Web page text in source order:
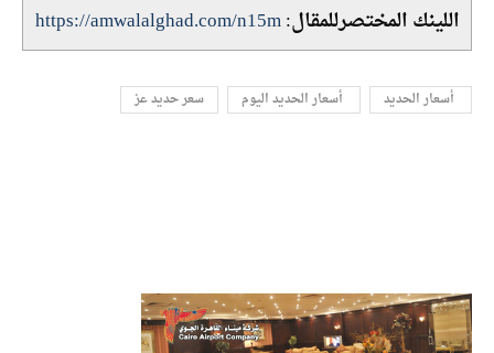
اللينك المختصرللمقال:https://amwalalghad.com/n15m
سعر حديد عز